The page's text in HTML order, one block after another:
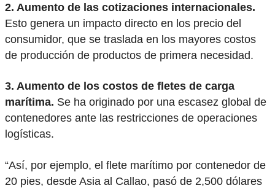
2. Aumento de las cotizaciones internacionales.
Esto genera un impacto directo en los precio del
consumidor, que se traslada en los mayores costos
de producción de productos de primera necesidad.
3. Aumento de los costos de fletes de carga
marítima. Se ha originado por una escasez global de
contenedores ante las restricciones de operaciones
logísticas.
“Así, por ejemplo, el flete marítimo por contenedor de
20 pies, desde Asia al Callao, pasó de 2,500 dólares